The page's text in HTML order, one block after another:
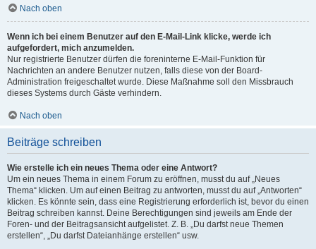
Nach oben
Wenn ich bei einem Benutzer auf den E-Mail-Link klicke, werde ich
aufgefordert, mich anzumelden.
Nur registrierte Benutzer dürfen die foreninterne E-Mail-Funktion für
Nachrichten an andere Benutzer nutzen, falls diese von der Board-
Administration freigeschaltet wurde. Diese Maßnahme soll den Missbrauch
dieses Systems durch Gäste verhindern.
Nach oben
Beiträge schreiben
Wie erstelle ich ein neues Thema oder eine Antwort?
Um ein neues Thema in einem Forum zu eröffnen, musst du auf „Neues
Thema“ klicken. Um auf einen Beitrag zu antworten, musst du auf „Antworten“
klicken. Es könnte sein, dass eine Registrierung erforderlich ist, bevor du einen
Beitrag schreiben kannst. Deine Berechtigungen sind jeweils am Ende der
Foren- und der Beitragsansicht aufgelistet. Z. B. „Du darfst neue Themen
erstellen“, „Du darfst Dateianhänge erstellen“ usw.